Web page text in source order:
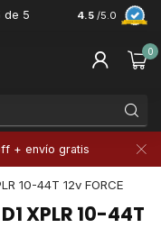
de 5 4.5 /5.0
0
+ envío gratis
10-44T 12v FORCE
XPLR 10-44T